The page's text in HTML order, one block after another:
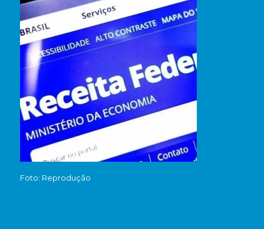
Foto: Reprodução